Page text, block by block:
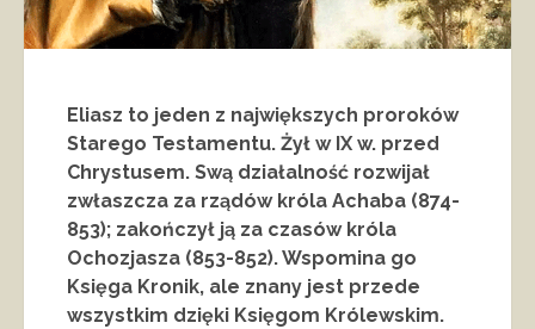
Eliasz to jeden z największych proroków
Starego Testamentu. Żył w IX w. przed
Chrystusem. Swą działalność rozwijał
zwłaszcza za rządów króla Achaba (874-
853); zakończył ją za czasów króla
Ochozjasza (853-852). Wspomina go
Księga Kronik, ale znany jest przede
wszystkim dzięki Księgom Królewskim.